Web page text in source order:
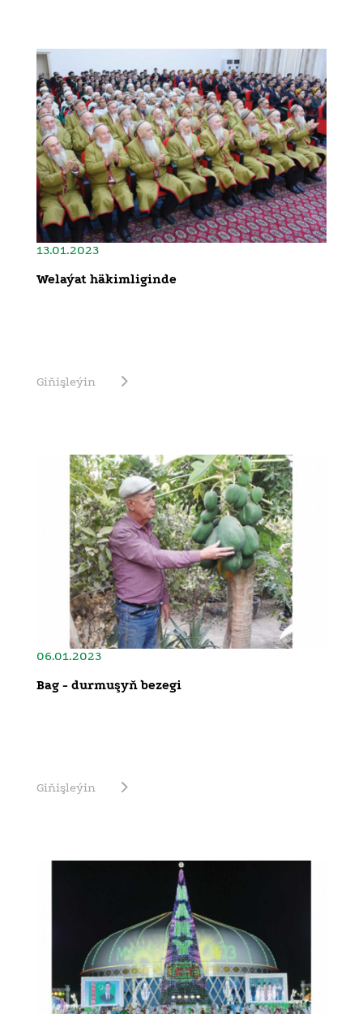
13.01.2023
Welaýat häkimliginde
Giňişleýin
06.01.2023
Bag - durmuşyň bezegi
Giňişleýin